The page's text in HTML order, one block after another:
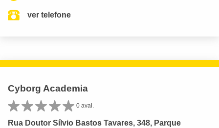
ver telefone
Cyborg Academia
0 aval.
Rua Doutor Sílvio Bastos Tavares, 348, Parque